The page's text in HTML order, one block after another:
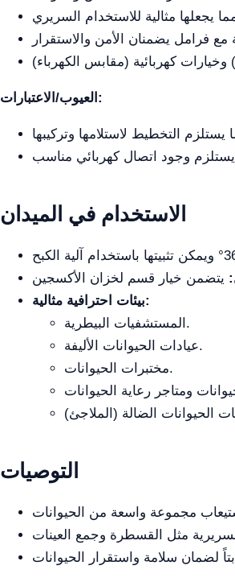
العيوب/الاعتبارات:
الاستخدام في الميدان
بيئات احترافية مثالية:
المستشفيات البيطرية.
عيادات الحيوانات الأليفة.
مختبرات الحيوانات.
التوصيات